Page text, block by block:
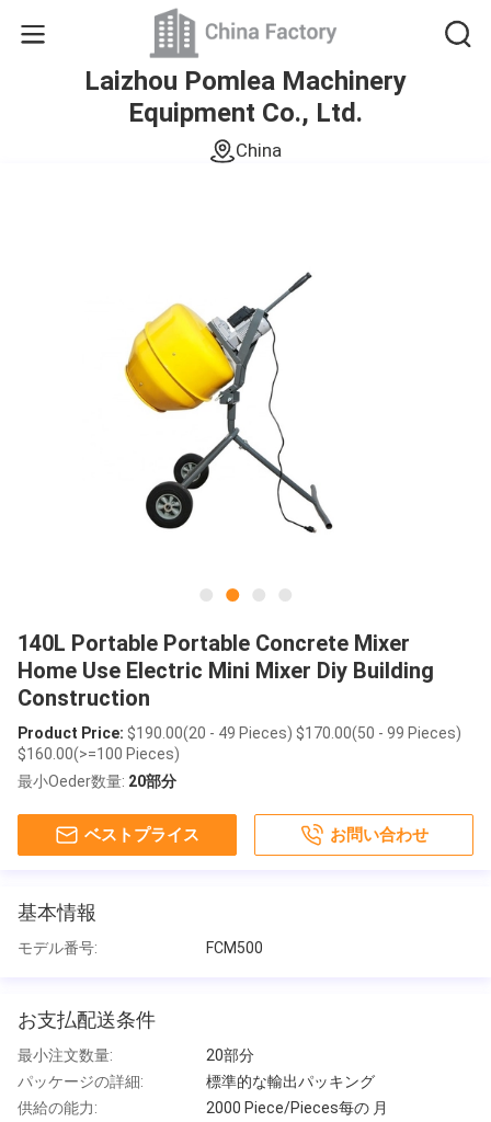
Laizhou Pomlea Machinery
Equipment Co., Ltd.
China
140L Portable Portable Concrete Mixer
Home Use Electric Mini Mixer Diy Building
Construction
Product Price: $190.00(20 - 49 Pieces) $170.00(50 - 99 Pieces)
$160.00(>=100 Pieces)
最小Oeder数量: 20部分
ベストプライス お問い合わせ
基本情報
モデル番号: FCM500
お支払配送条件
最小注文数量:
20部分
パッケージの詳細:
標準的な輸出パッキング
供給の能力:
2000 Piece/Pieces每の 月